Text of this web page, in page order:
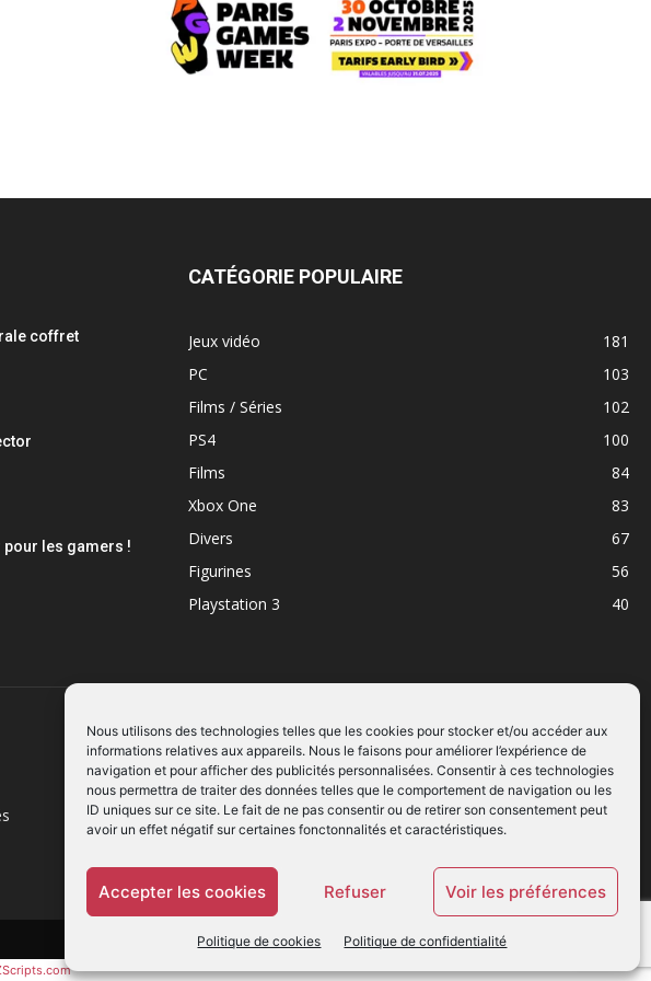
Nous utilisons des technologies telles que les cookies pour stocker et/ou accéder aux
informations relatives aux appareils. Nous le faisons pour améliorer l’expérience de
navigation et pour afficher des publicités personnalisées. Consentir à ces technologies
nous permettra de traiter des données telles que le comportement de navigation ou les
ID uniques sur ce site. Le fait de ne pas consentir ou de retirer son consentement peut
avoir un effet négatif sur certaines fonctonnalités et caractéristiques.
Accepter les cookies Refuser Voir les préférences
Politique de cookies Politique de confidentialité
coffret
pour les gamers !
CATÉGORIE POPULAIRE
Jeux vidéo
181
PC
103
Films / Séries
102
PS4
100
Films
84
Xbox One
83
Divers
67
Figurines
56
Playstation 3
40
SUIVEZ NOUS